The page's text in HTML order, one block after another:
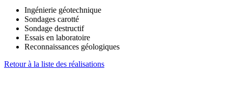
Ingénierie géotechnique
Sondages carotté
Sondage destructif
Essais en laboratoire
Reconnaissances géologiques
Retour à la liste des réalisations